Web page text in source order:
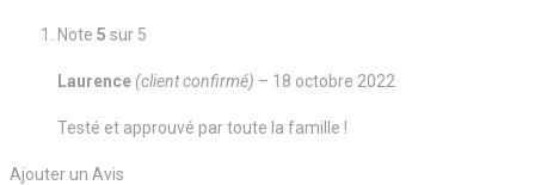
Note 5 sur 5
Laurence (client confirmé) – 18 octobre 2022
Testé et approuvé par toute la famille !
Ajouter un Avis